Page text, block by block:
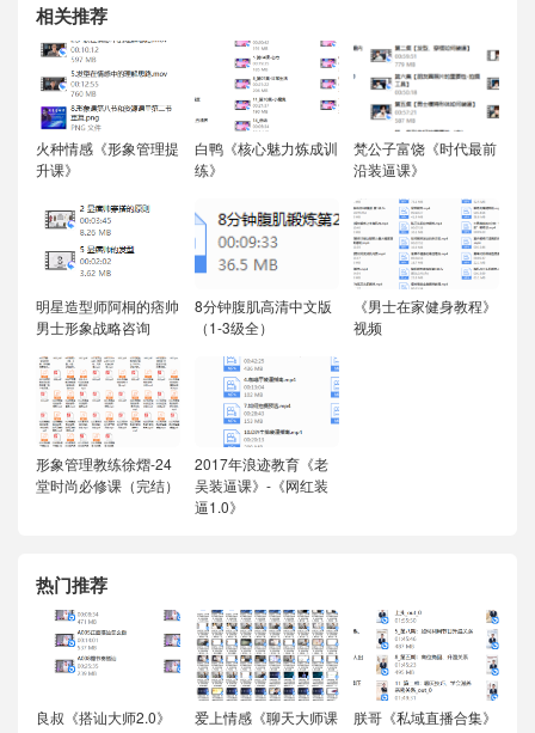
相关推荐
火种情感《形象管理提
升课》
白鸭《核心魅力炼成训
练》
梵公子富饶《时代最前
沿装逼课》
明星造型师阿桐的痞帅
男士形象战略咨询
8分钟腹肌高清中文版
（1-3级全）
《男士在家健身教程》
视频
形象管理教练徐熠-24
堂时尚必修课（完结）
2017年浪迹教育《老
吴装逼课》-《网红装
逼1.0》
热门推荐
良叔《搭讪大师2.0》
爱上情感《聊天大师课
朕哥《私域直播合集》